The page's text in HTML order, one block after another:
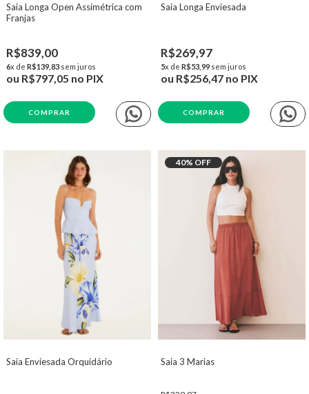
Saia Longa Open Assimétrica com
Franjas
R$839,00
6x de R$139,83 sem juros
ou R$797,05 no PIX
COMPRAR
Saia Longa Enviesada
R$269,97
5x de R$53,99 sem juros
ou R$256,47 no PIX
COMPRAR
Saia Enviesada Orquidário
40% OFF
Saia 3 Marias